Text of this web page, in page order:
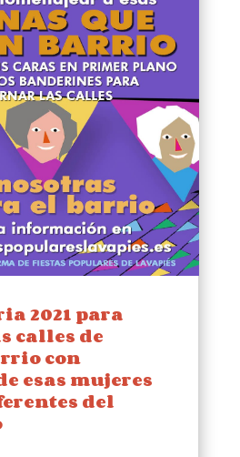
2021 para
calles de
con
esas mujeres
del